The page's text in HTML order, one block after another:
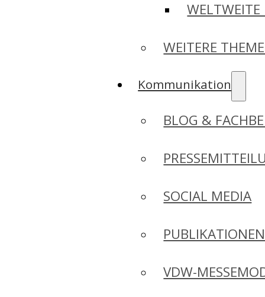
WEITERE
Kommunikation
BLOG &
SOCIAL MEDIA
PUBLIKATIONEN
VDW-